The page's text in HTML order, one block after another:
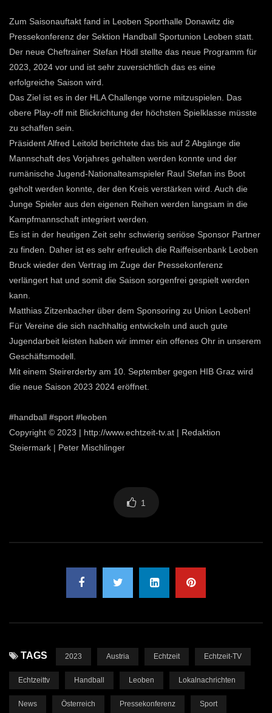
Zum Saisonauftakt fand in Leoben Sporthalle Donawitz die
Pressekonferenz der Sektion Handball Sportunion Leoben statt.
Der neue Cheftrainer Stefan Hödl stellte das neue Programm für
2023, 2024 vor und ist sehr zuversichtlich das es eine
erfolgreiche Saison wird.
Das Ziel ist es in der HLA Challenge vorne mitzuspielen. Das
obere Play-off mit Blickrichtung der höchsten Spielklasse müsste
zu schaffen sein.
Präsident Alfred Leitold berichtete das bis auf 2 Abgänge die
Mannschaft des Vorjahres gehalten werden konnte und der
rumänische Jugend-Nationalteamspieler Raul Stefan ins Boot
geholt werden konnte, der den Kreis verstärken wird. Auch die
Junge Spieler aus den eigenen Reihen werden langsam in die
Kampfmannschaft integriert werden.
Es ist in der heutigen Zeit sehr schwierig seriöse Sponsor Partner
zu finden. Daher ist es sehr erfreulich die Raiffeisenbank Leoben
Bruck wieder den Vertrag im Zuge der Pressekonferenz
verlängert hat und somit die Saison sorgenfrei gespielt werden
kann.
Matthias Zitzenbacher über dem Sponsoring zu Union Leoben!
Für Vereine die sich nachhaltig entwickeln und auch gute
Jugendarbeit leisten haben wir immer ein offenes Ohr in unserem
Geschäftsmodell.
Mit einem Steirerderby am 10. September gegen HIB Graz wird
die neue Saison 2023 2024 eröffnet.
#handball #sport #leoben
Copyright © 2023 | http://www.echtzeit-tv.at | Redaktion
Steiermark | Peter Mischlinger
1
TAGS 2023 Austria Echtzeit Echtzeit-TV
Echtzeittv Handball Leoben Lokalnachrichten
News Österreich Pressekonferenz Sport